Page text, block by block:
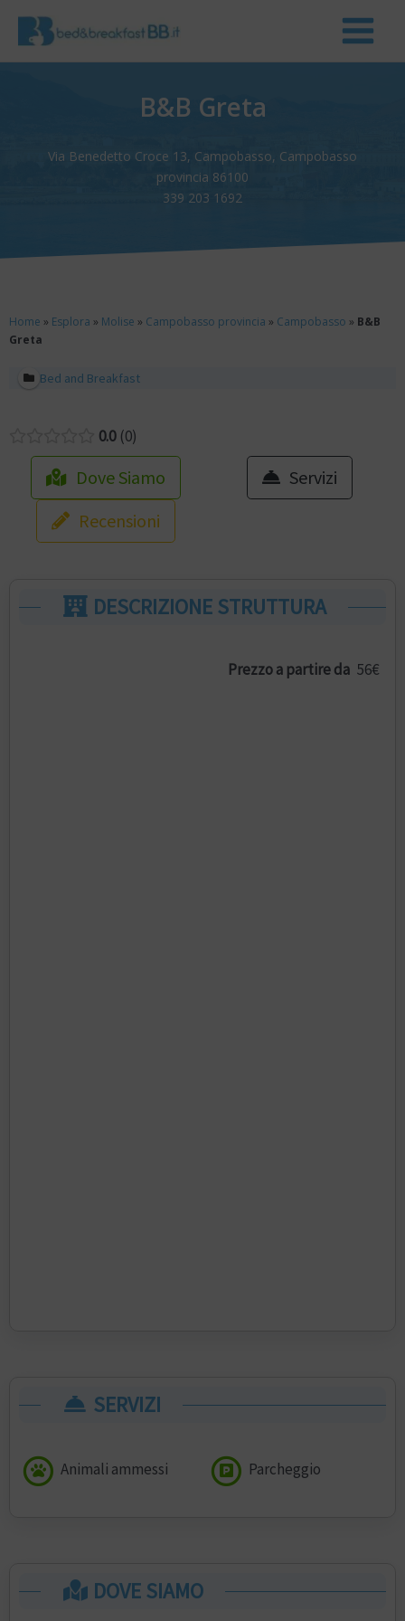
B&B Greta
Via Benedetto Croce 13, Campobasso, Campobasso
provincia 86100
339 203 1692
Home » Esplora » Molise » Campobasso provincia » Campobasso » B&B
Greta
Bed and Breakfast
0.0 0
Dove Siamo
Servizi
Recensioni
DESCRIZIONE STRUTTURA
Prezzo a partire da 56€
SERVIZI
Animali ammessi Parcheggio
DOVE SIAMO